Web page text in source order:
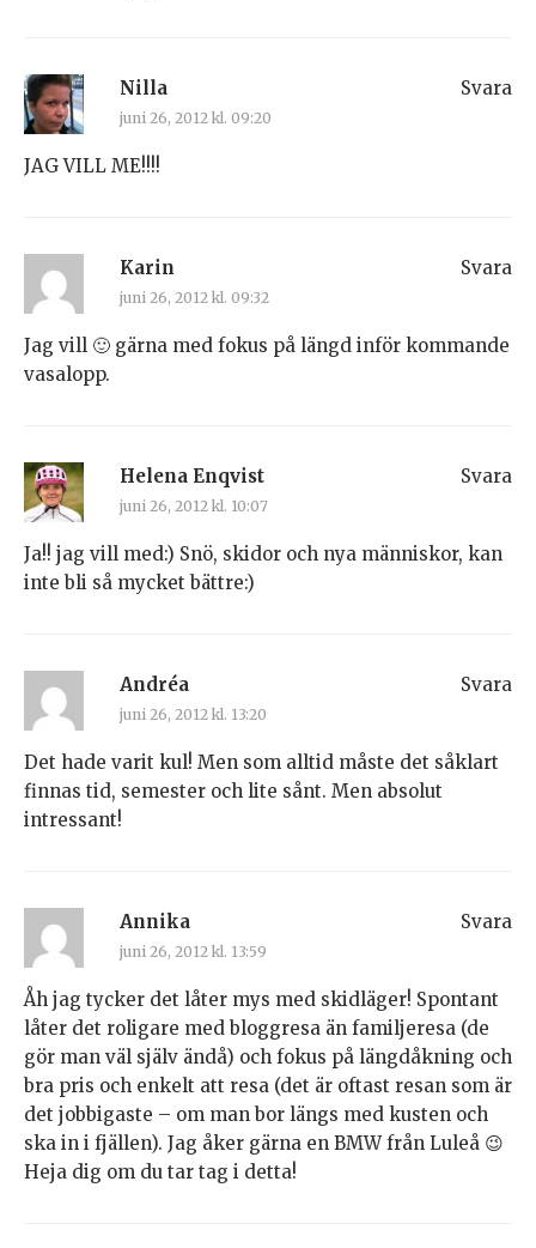
Nilla
juni 26, 2012 kl. 09:20
JAG VILL ME!!!!
Svara
Karin
juni 26, 2012 kl. 09:32
Jag vill 🙂 gärna med fokus på längd inför kommande
vasalopp.
Svara
Helena Enqvist
juni 26, 2012 kl. 10:07
Ja!! jag vill med:) Snö, skidor och nya människor, kan
inte bli så mycket bättre:)
Svara
Andréa
juni 26, 2012 kl. 13:20
Det hade varit kul! Men som alltid måste det såklart
finnas tid, semester och lite sånt. Men absolut
intressant!
Svara
Annika
juni 26, 2012 kl. 13:59
Åh jag tycker det låter mys med skidläger! Spontant
låter det roligare med bloggresa än familjeresa (de
gör man väl själv ändå) och fokus på längdåkning och
bra pris och enkelt att resa (det är oftast resan som är
det jobbigaste – om man bor längs med kusten och
ska in i fjällen). Jag åker gärna en BMW från Luleå 😉
Heja dig om du tar tag i detta!
Svara